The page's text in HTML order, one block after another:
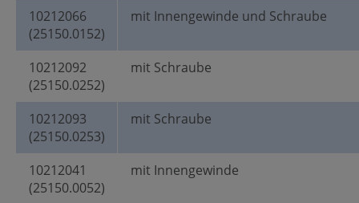
10212066
(25150.0152)
mit Innengewinde und Schraube
10212092
(25150.0252)
mit Schraube
10212093
(25150.0253)
mit Schraube
10212041
(25150.0052)
mit Innengewinde